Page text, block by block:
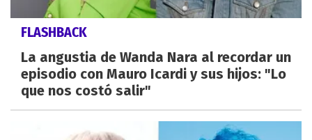
FLASHBACK
La angustia de Wanda Nara al recordar un
episodio con Mauro Icardi y sus hijos: "Lo
que nos costó salir"